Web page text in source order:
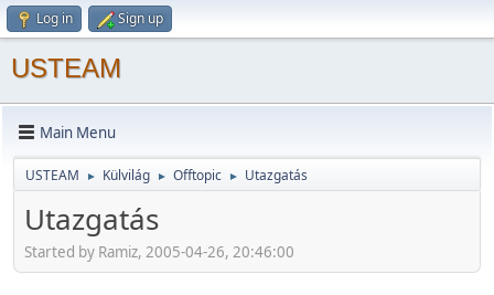
Log in Sign up
USTEAM
Main Menu
USTEAM ► Külvilág ► Offtopic ► Utazgatás
Utazgatás
Started by Ramiz, 2005-04-26, 20:46:00